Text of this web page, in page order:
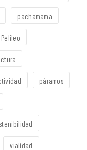
pachamama
Pelileo
páramos
vialidad